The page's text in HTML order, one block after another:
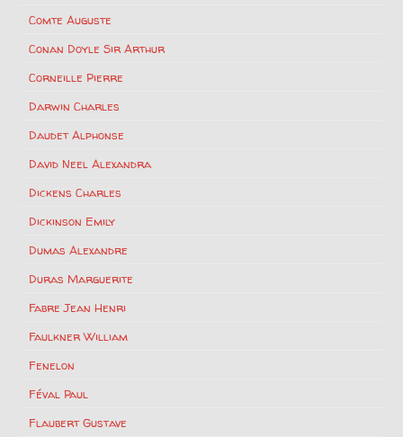
Comte Auguste
Conan Doyle Sir Arthur
Corneille Pierre
Darwin Charles
Daudet Alphonse
David Neel Alexandra
Dickens Charles
Dickinson Emily
Dumas Alexandre
Duras Marguerite
Fabre Jean Henri
Faulkner William
Fenelon
Féval Paul
Flaubert Gustave